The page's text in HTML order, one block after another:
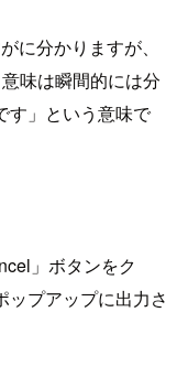
に分かりますが、
味は瞬間的には分
す」という意味で
」ボタンをク
ップアップに出力さ